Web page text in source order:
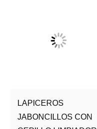
LAPICEROS
JABONCILLOS CON